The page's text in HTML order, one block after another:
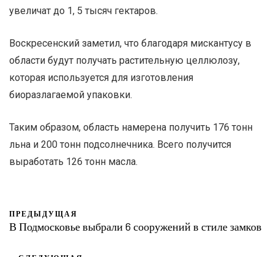
увеличат до 1, 5 тысяч гектаров.
Воскресенский заметил, что благодаря мискантусу в
области будут получать растительную целлюлозу,
которая используется для изготовления
биоразлагаемой упаковки.
Таким образом, область намерена получить 176 тонн
льна и 200 тонн подсолнечника. Всего получится
выработать 126 тонн масла.
ПРЕДЫДУЩАЯ
В Подмосковье выбрали 6 сооружений в стиле замков